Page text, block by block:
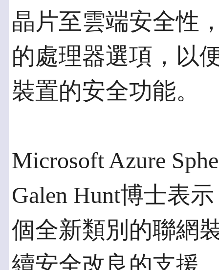
晶片至雲端安全性
的處理器選項，以
裝置的安全功能。
Microsoft Azure
Galen Hunt博士表
個全新類別的聯網
續安全改良的支援